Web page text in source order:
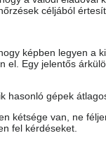
céljából
képben legyen a
Egy jelentős
hasonló gépek
kétsége van, ne
fel kérdéseket.